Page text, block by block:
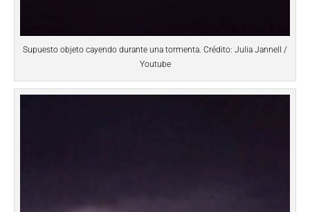
Supuesto objeto cayendo durante una tormenta. Crédito: Julia Jannell /
Youtube